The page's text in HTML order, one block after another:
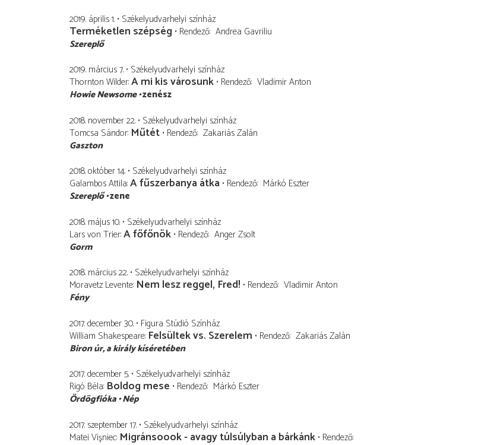
2019. április 1. Székelyudvarhelyi színház
Terméketlen szépség Rendező Andrea Gavriliu
Szereplő
2019. március 7. Székelyudvarhelyi színház
Thornton Wilder A mi kis városunk Rendező Vladimir Anton
Howie Newsome zenész
2018. november 22. Székelyudvarhelyi színház
Tomcsa Sándor Műtét Rendező Zakariás Zalán
Gaszton
2018. október 14. Székelyudvarhelyi színház
Galambos Attila A fűszerbanya átka Rendező Márkó Eszter
Szereplő zene
2018. május 10. Székelyudvarhelyi színház
Lars von Trier A főfőnök Rendező Anger Zsolt
Gorm
2018. március 22. Székelyudvarhelyi színház
Moravetz Levente Nem lesz reggel, Fred! Rendező Vladimir Anton
Fény
2017. december 30. Figura Stúdió Színház
William Shakespeare Felsültek vs. Szerelem Rendező Zakariás Zalán
Biron úr a király kíséretében
2017. december 5. Székelyudvarhelyi színház
Rigó Béla Boldog mese Rendező Márkó Eszter
Ördögfióka Nép
2017. szeptember 17. Székelyudvarhelyi színház
Matei Vişniec Migránsoook - avagy túlsúlyban a bárkánk Rendező